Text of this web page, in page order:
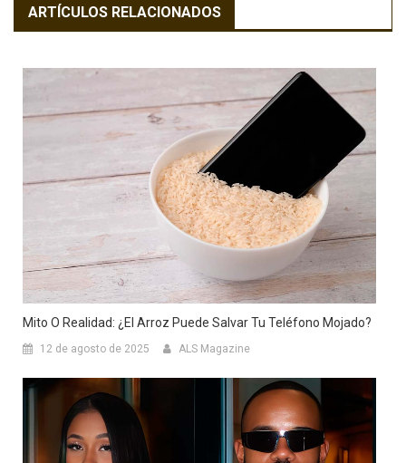
ARTÍCULOS RELACIONADOS
Mito O Realidad: ¿El Arroz Puede Salvar Tu Teléfono Mojado?
12 de agosto de 2025 ALS Magazine